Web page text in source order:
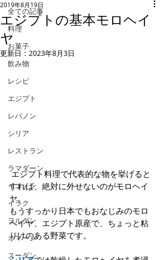
全ての記事
料理
お菓子
飲み物
レシピ
エジプト
レバノン
シリア
レストラン
ラマダーン
イエメン
イラク
ヨルダン
オマーン
スーダン
エジプトの基本モロヘイ
ヤ
2019年8月19日
更新日： 2023年8月3日
エジプト料理で代表的な物を挙げると
すれば、絶対に外せないのがモロヘイ
ヤ。
もうすっかり日本でもおなじみのモロ
ヘイヤ、エジプト原産で、ちょっと粘
りけのある野菜です。